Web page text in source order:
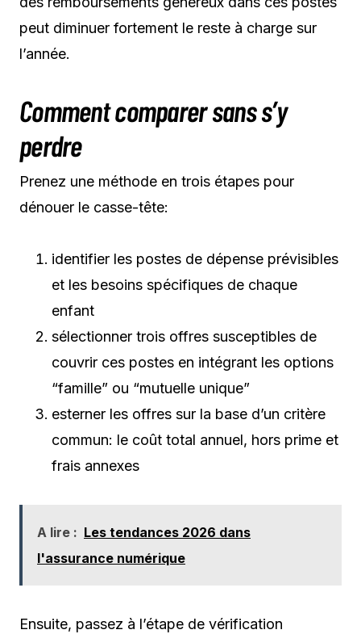
peut diminuer fortement le reste à charge sur
l’année.
Comment comparer sans s’y
perdre
Prenez une méthode en trois étapes pour
dénouer le casse-tête:
identifier les postes de dépense prévisibles
et les besoins spécifiques de chaque
enfant
sélectionner trois offres susceptibles de
couvrir ces postes en intégrant les options
“famille” ou “mutuelle unique”
esterner les offres sur la base d’un critère
commun: le coût total annuel, hors prime et
frais annexes
A lire : Les tendances 2026 dans
l'assurance numérique
Ensuite, passez à l’étape de vérification